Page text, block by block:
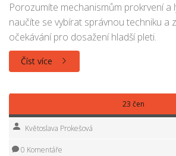
Porozumíte mechanismům prokrvení a
naučíte se vybírat správnou techniku a
očekávání pro dosažení hladší pleti.
Číst více
23 čen
Květoslava Prokešová
0 Komentáře